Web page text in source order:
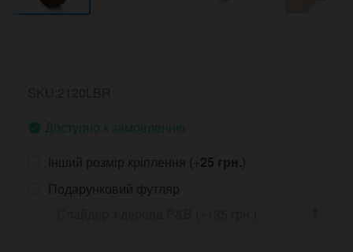
Доступно к замовленню
Інший розмір кріплення (+25 грн.)
Подарунковий футляр